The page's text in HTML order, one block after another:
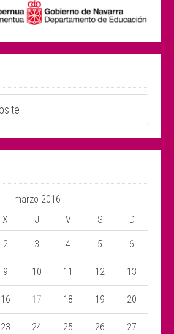
marzo 2016
X J V S D
2 3 4 5 6
9 10 11 12 13
16 17 18 19 20
23 24 25 26 27